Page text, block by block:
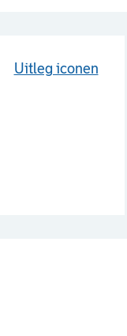
Uitleg iconen